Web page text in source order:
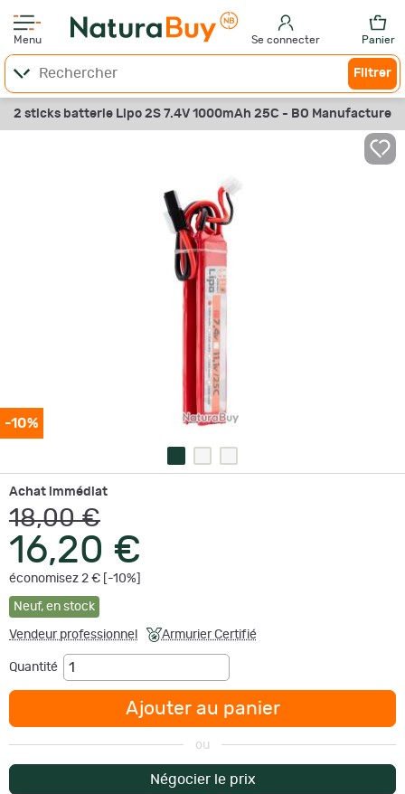
Menu Se connecter Panier
Filtrer
2 sticks batterie Lipo 2S 7.4V 1000mAh 25C - BO Manufacture
-10%
Achat immédiat
18,00 €
16,20 €
économisez 2 € [-10%]
Neuf, en stock
Vendeur professionnel Armurier Certifié
Quantité
Ajouter au panier
ou
Négocier le prix